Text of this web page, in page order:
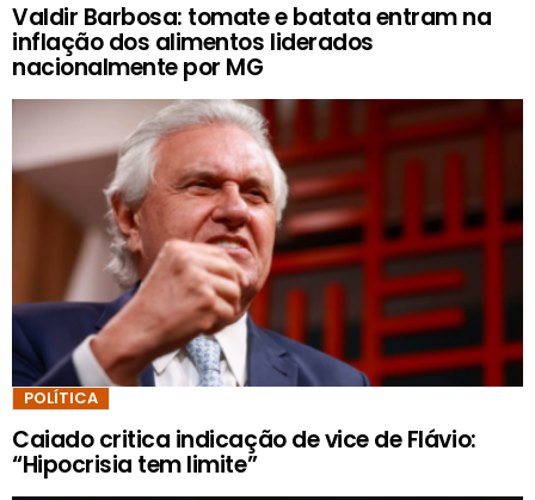
Valdir Barbosa: tomate e batata entram na
inflação dos alimentos liderados
nacionalmente por MG
POLÍTICA
Caiado critica indicação de vice de Flávio:
“Hipocrisia tem limite”